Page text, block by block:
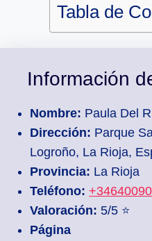
Tabla de
Información
Nombre: Paula Del
Dirección: Parque
Logroño, La Rioja,
Provincia: La Rioja
Teléfono:
Valoración: 5/5 ⭐
Página